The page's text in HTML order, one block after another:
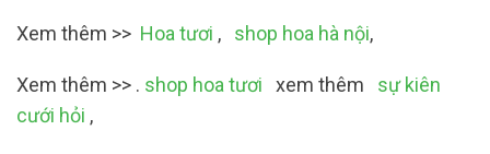
Xem thêm >> Hoa tươi , shop hoa hà nội,
Xem thêm >> . shop hoa tươi xem thêm
sự kiên
cưới hỏi ,